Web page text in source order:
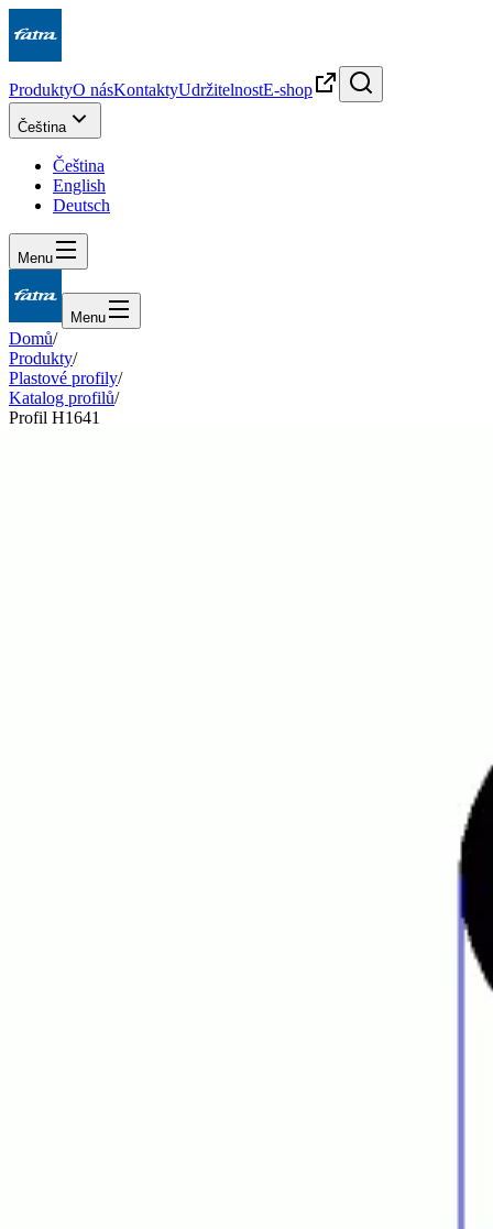
ProduktyO násKontaktyUdržitelnostE-shop
Čeština
Čeština
English
Deutsch
Menu
Menu
Domů/
Produkty/
Plastové profily/
Katalog profilů/
Profil H1641